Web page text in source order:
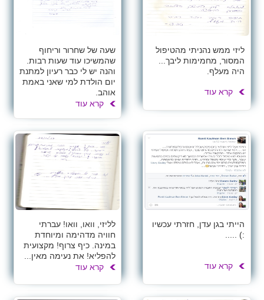
ליזי ממש נהניתי מהטיפול
המסור, מחמימות ליבך...
היה מעלף.
קרא עוד
שעה של שחרור וריחוף
שהמשיכו עוד שעות רבות.
והנה יש לי כבר רעיון למתנת
יום הולדת למי שאני באמת
אוהב.
קרא עוד
הייתי בגן עדן, חזרתי עכשיו
:) .....
קרא עוד
לליזי, וואו, וואו! עברתי
חוויה מדהימה ומיוחדת
במינה. כיף צרוף! מקצועית
להפליא! את נעימה מאין...
קרא עוד